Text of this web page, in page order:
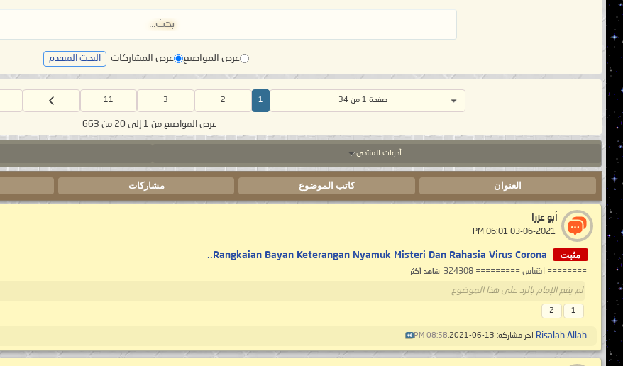
عرض المواضيع عرض المشاركات البحث المتقدم
صفحة 1 من 34 1
2
3
11
عرض المواضيع من 1 إلى 20 من 663
أدوات المنتدى
العنوان كاتب الموضوع مشاركات
أبو عزرا
مثبت Rangkaian Bayan Keterangan Nyamuk Misteri Dan Rahasia Virus Corona..
======== اقتباس ========= 324308 شاهد أكثر
لم يقم الإمام بالرد على هذا الموضوع
1
2
Risalah Allah آخر مشاركة: 13-06-2021, 08:58 PM